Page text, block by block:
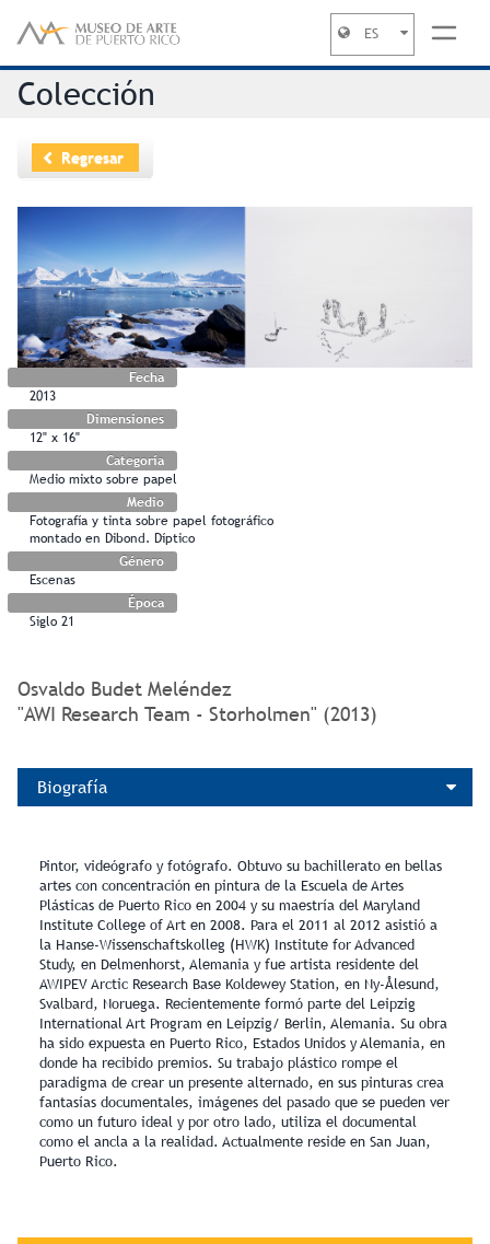
ES
Colección
Regresar
Fecha
2013
Dimensiones
12" x 16"
Categoría
Medio mixto sobre papel
Medio
Fotografía y tinta sobre papel fotográfico
montado en Dibond. Díptico
Género
Escenas
Época
Siglo 21
Osvaldo Budet Meléndez
"AWI Research Team - Storholmen" (2013)
Biografía
Pintor, videógrafo y fotógrafo. Obtuvo su bachillerato en bellas
artes con concentración en pintura de la Escuela de Artes
Plásticas de Puerto Rico en 2004 y su maestría del Maryland
Institute College of Art en 2008. Para el 2011 al 2012 asistió a
la Hanse-Wissenschaftskolleg (HWK) Institute for Advanced
Study, en Delmenhorst, Alemania y fue artista residente del
AWIPEV Arctic Research Base Koldewey Station, en Ny-Ålesund,
Svalbard, Noruega. Recientemente formó parte del Leipzig
International Art Program en Leipzig/ Berlin, Alemania. Su obra
ha sido expuesta en Puerto Rico, Estados Unidos y Alemania, en
donde ha recibido premios. Su trabajo plástico rompe el
paradigma de crear un presente alternado, en sus pinturas crea
fantasías documentales, imágenes del pasado que se pueden ver
como un futuro ideal y por otro lado, utiliza el documental
como el ancla a la realidad. Actualmente reside en San Juan,
Puerto Rico.